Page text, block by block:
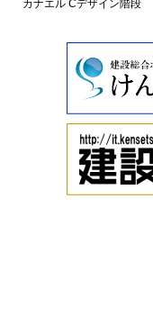
カナエル Cデザイン階段